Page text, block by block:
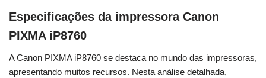
Especificações da impressora Canon
PIXMA iP8760
A Canon PIXMA iP8760 se destaca no mundo das impressoras,
apresentando muitos recursos. Nesta análise detalhada,